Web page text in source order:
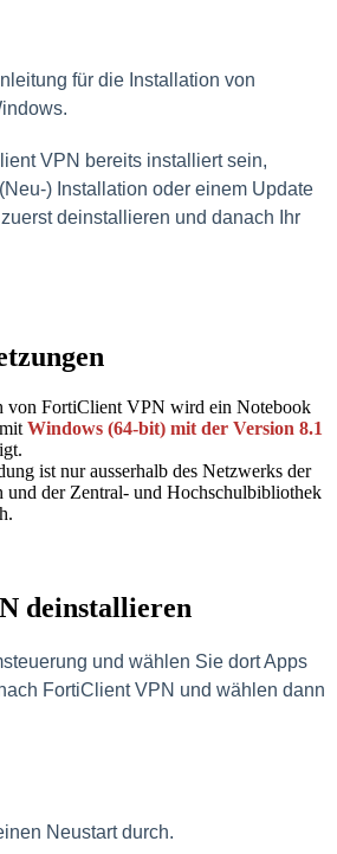
für die Installation von
VPN bereits installiert sein,
) Installation oder einem Update
deinstallieren und danach Ihr
von FortiClient VPN wird ein Notebook
Windows (64-bit) mit der Version 8.1
ist nur ausserhalb des Netzwerks der
und der Zentral- und Hochschulbibliothek
deinstallieren
und wählen Sie dort Apps
FortiClient VPN und wählen dann
Neustart durch.